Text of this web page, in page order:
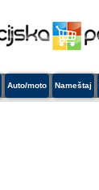
Auto/moto Nameštaj